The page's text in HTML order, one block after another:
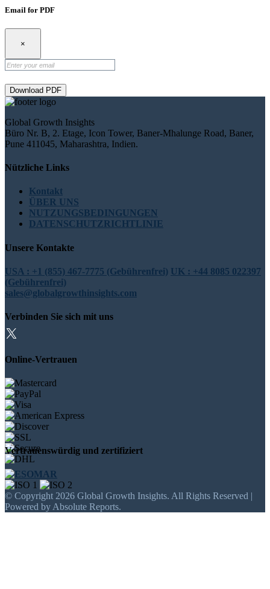
Email for PDF
×
Download PDF
Global Growth Insights
Büro Nr. B, 2. Etage, Icon Tower, Baner-Mhalunge Road, Baner,
Pune 411045, Maharashtra, Indien.
Nützliche Links
Kontakt
ÜBER UNS
NUTZUNGSBEDINGUNGEN
DATENSCHUTZRICHTLINIE
Unsere Kontakte
USA : +1 (855) 467-7775 (Gebührenfrei) UK : +44 8085 022397
(Gebührenfrei)
sales@globalgrowthinsights.com
Verbinden Sie sich mit uns
Online-Vertrauen
Vertrauenswürdig und zertifiziert
© Copyright 2026 Global Growth Insights. All Rights Reserved |
Powered by Absolute Reports.